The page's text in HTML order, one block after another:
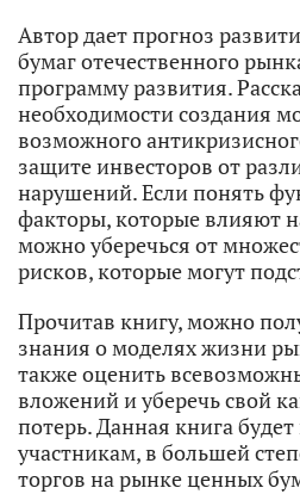
Автор дает прогноз
бумаг отечественного
программу развития.
необходимости создания
возможного
защите инвесторов от
нарушений. Если понять
факторы, которые влияют
можно уберечься от
рисков, которые могут
Прочитав книгу, можно
знания о моделях жизни
также оценить
вложений и уберечь свой
потерь. Данная книга
участникам, в большей
торгов на рынке ценных